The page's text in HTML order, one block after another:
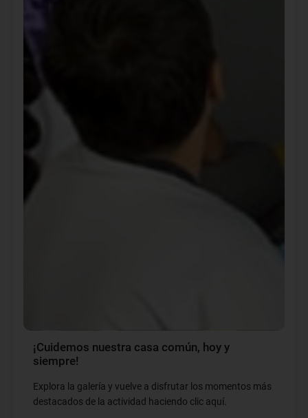
¡Cuidemos nuestra casa común, hoy y
siempre!
Explora la galería y vuelve a disfrutar los momentos más
destacados de la actividad haciendo clic aquí.